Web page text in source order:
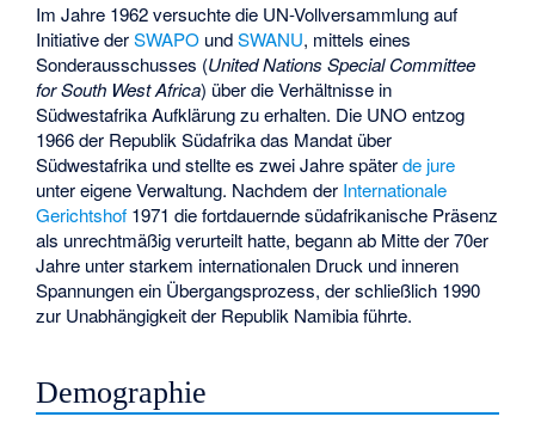
Im Jahre 1962 versuchte die UN-Vollversammlung auf
Initiative derSWAPO undSWANU, mittels eines
Sonderausschusses (United Nations Special Committee
for South West Africa) über die Verhältnisse in
Südwestafrika Aufklärung zu erhalten. Die UNO entzog
1966 der Republik Südafrika das Mandat über
Südwestafrika und stellte es zwei Jahre späterde jure
unter eigene Verwaltung. Nachdem der Internationale
Gerichtshof 1971 die fortdauernde südafrikanische Präsenz
als unrechtmäßig verurteilt hatte, begann ab Mitte der 70er
Jahre unter starkem internationalen Druck und inneren
Spannungen ein Übergangsprozess, der schließlich 1990
zur Unabhängigkeit der Republik Namibia führte.
Demographie